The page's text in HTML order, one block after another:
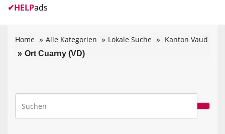
✔HELPads
Home Alle Kategorien Lokale Suche Kanton Vaud
Ort Cuarny (VD)